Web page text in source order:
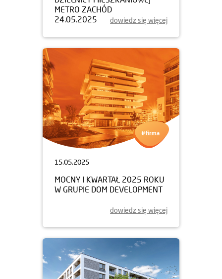
METRO ZACHÓD
24.05.2025
dowiedz się więcej
15.05.2025
MOCNY I KWARTAŁ 2025 ROKU
W GRUPIE DOM DEVELOPMENT
dowiedz się więcej